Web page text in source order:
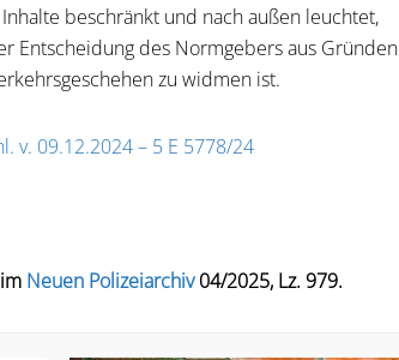
beschränkt und nach außen leuchtet,
Entscheidung des Normgebers aus Gründen
zu widmen ist.
v. 09.12.2024 – 5 E 5778/24
Neuen Polizeiarchiv04/2025, Lz. 979.